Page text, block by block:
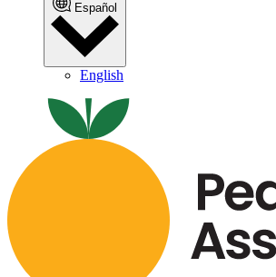
Español
English